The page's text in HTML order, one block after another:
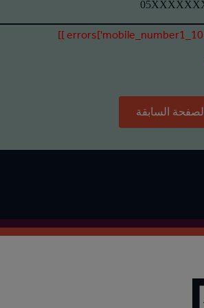
الصفحة السابقة